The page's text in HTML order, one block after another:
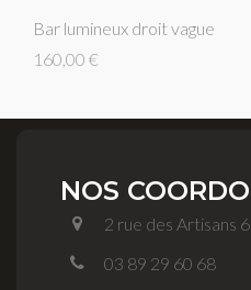
Bar lumineux droit vague
160,00 €
NOS
2 rue des Artisans
03 89 29 60 68